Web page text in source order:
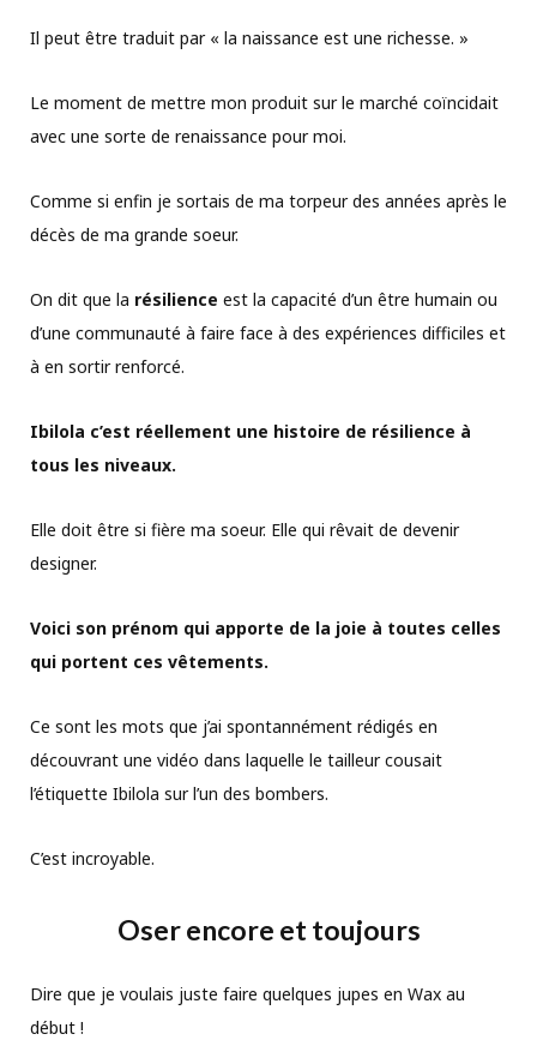
Il peut être traduit par « la naissance est une richesse. »
Le moment de mettre mon produit sur le marché coïncidait
avec une sorte de renaissance pour moi.
Comme si enfin je sortais de ma torpeur des années après le
décès de ma grande soeur.
On dit que la résilience est la capacité d’un être humain ou
d’une communauté à faire face à des expériences difficiles et
à en sortir renforcé.
Ibilola c’est réellement une histoire de résilience à
tous les niveaux.
Elle doit être si fière ma soeur. Elle qui rêvait de devenir
designer.
Voici son prénom qui apporte de la joie à toutes celles
qui portent ces vêtements.
Ce sont les mots que j’ai spontannément rédigés en
découvrant une vidéo dans laquelle le tailleur cousait
l’étiquette Ibilola sur l’un des bombers.
C’est incroyable.
Oser encore et toujours
Dire que je voulais juste faire quelques jupes en Wax au
début !